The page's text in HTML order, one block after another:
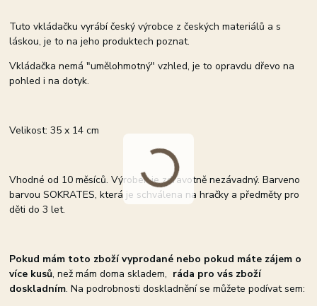
Tuto vkládačku vyrábí český výrobce z českých materiálů a s
láskou, je to na jeho produktech poznat.
Vkládačka nemá "umělohmotný" vzhled, je to opravdu dřevo na
pohled i na dotyk.
Velikost: 35 x 14 cm
Vhodné od 10 měsíců. Výrobek je zdravotně nezávadný. Barveno
barvou SOKRATES, která je schválena na hračky a předměty pro
děti do 3 let.
Pokud mám toto zboží vyprodané nebo pokud máte zájem o
více kusů, než mám doma skladem, ráda pro vás zboží
doskladním. Na podrobnosti doskladnění se můžete podívat sem: